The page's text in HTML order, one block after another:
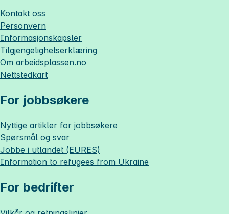
Kontakt oss
Personvern
Informasjonskapsler
Tilgjengelighetserklæring
Om arbeidsplassen.no
Nettstedkart
For jobbsøkere
Nyttige artikler for jobbsøkere
Spørsmål og svar
Jobbe i utlandet (EURES)
Information to refugees from Ukraine
For bedrifter